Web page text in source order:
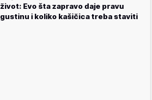
život: Evo šta zapravo daje pravu
gustinu i koliko kašičica treba staviti